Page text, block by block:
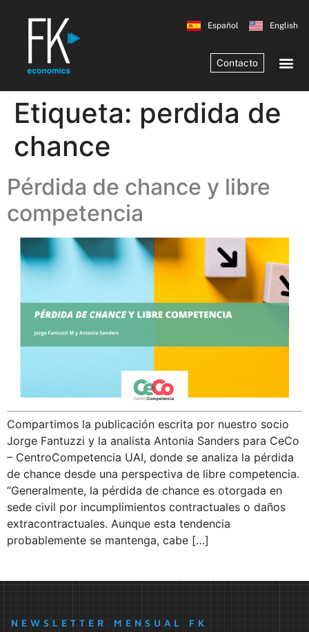
Español English
Contacto
Etiqueta: perdida de
chance
Pérdida de chance y libre
competencia
Compartimos la publicación escrita por nuestro socio
Jorge Fantuzzi y la analista Antonia Sanders para CeCo
– CentroCompetencia UAI, donde se analiza la pérdida
de chance desde una perspectiva de libre competencia.
“Generalmente, la pérdida de chance es otorgada en
sede civil por incumplimientos contractuales o daños
extracontractuales. Aunque esta tendencia
probablemente se mantenga, cabe […]
NEWSLETTER MENSUAL FK